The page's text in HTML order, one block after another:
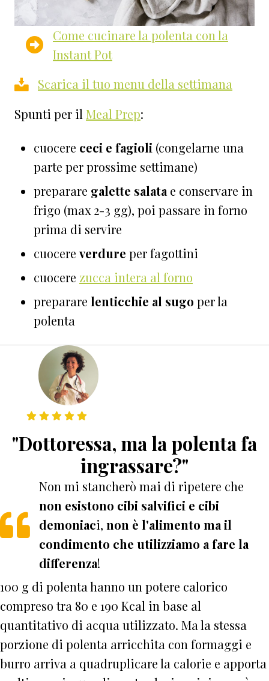
Come cucinare la polenta con la
Instant Pot
Scarica il tuo menu della settimana
Spunti per il Meal Prep:
cuocere ceci e fagioli (congelarne una
parte per prossime settimane)
preparare galette salata e conservare in
frigo (max 2-3 gg), poi passare in forno
prima di servire
cuocere verdure per fagottini
cuocere zucca intera al forno
preparare lenticchie al sugo per la
polenta
"Dottoressa, ma la polenta fa
ingrassare?"
Non mi stancherò mai di ripetere che
non esistono cibi salvifici e cibi
demoniaci, non è l'alimento ma il
condimento che utilizziamo a fare la
differenza!
100 g di polenta hanno un potere calorico
compreso tra 80 e 190 Kcal in base al
quantitativo di acqua utilizzato. Ma la stessa
porzione di polenta arricchita con formaggi e
burro arriva a quadruplicare la calorie e apporta